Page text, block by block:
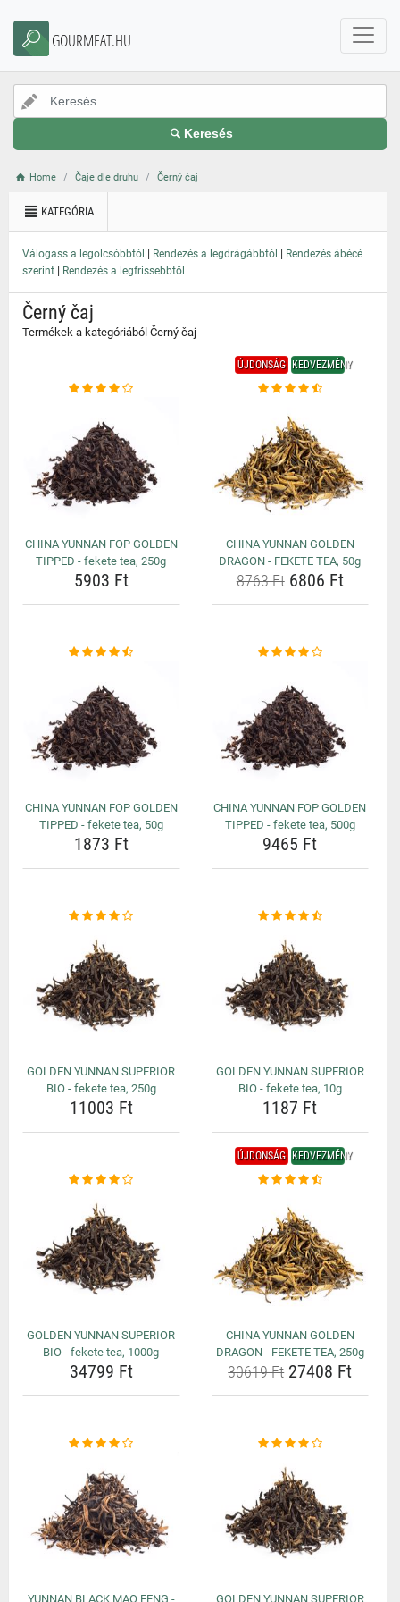
GOURMEAT.HU
Keresés
Home Čaje dle druhu Černý čaj
KATEGÓRIA
Válogass a legolcsóbbtól | Rendezés a legdrágábbtól | Rendezés ábécé
szerint | Rendezés a legfrissebbtől
Černý čaj
Termékek a kategóriából Černý čaj
CHINA YUNNAN FOP GOLDEN
TIPPED - fekete tea, 250g
5903 Ft
ÚJDONSÁG KEDVEZMÉNY
CHINA YUNNAN GOLDEN
DRAGON - FEKETE TEA, 50g
8763 Ft6806 Ft
CHINA YUNNAN FOP GOLDEN
TIPPED - fekete tea, 50g
1873 Ft
CHINA YUNNAN FOP GOLDEN
TIPPED - fekete tea, 500g
9465 Ft
GOLDEN YUNNAN SUPERIOR
BIO - fekete tea, 250g
11003 Ft
GOLDEN YUNNAN SUPERIOR
BIO - fekete tea, 10g
1187 Ft
GOLDEN YUNNAN SUPERIOR
BIO - fekete tea, 1000g
34799 Ft
ÚJDONSÁG KEDVEZMÉNY
CHINA YUNNAN GOLDEN
DRAGON - FEKETE TEA, 250g
30619 Ft27408 Ft
YUNNAN BLACK MAO FENG - GOLDEN YUNNAN SUPERIOR